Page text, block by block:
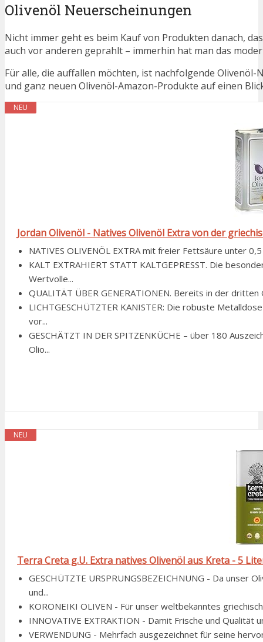
Olivenöl Neuerscheinungen
Nicht immer geht es beim Kauf von Produkten danach,
auch vor anderen geprahlt – immerhin hat man das
Für alle, die auffallen möchten, ist nachfolgende
und ganz neuen Olivenöl-Amazon-Produkte auf einen
NEU
Jordan Olivenöl - Natives Olivenöl Extra von der
NATIVES OLIVENÖL EXTRA mit freier Fettsäure unter
KALT EXTRAHIERT STATT KALTGEPRESST. Die
Wertvolle...
QUALITÄT ÜBER GENERATIONEN. Bereits in der
LICHTGESCHÜTZTER KANISTER: Die robuste
vor...
GESCHÄTZT IN DER SPITZENKÜCHE – über 180
Olio...
NEU
Terra Creta g.U. Extra natives Olivenöl aus Kreta - 5
GESCHÜTZTE URSPRUNGSBEZEICHNUNG - Da unser
und...
KORONEIKI OLIVEN - Für unser weltbekanntes
INNOVATIVE EXTRAKTION - Damit Frische und
VERWENDUNG - Mehrfach ausgezeichnet für seine